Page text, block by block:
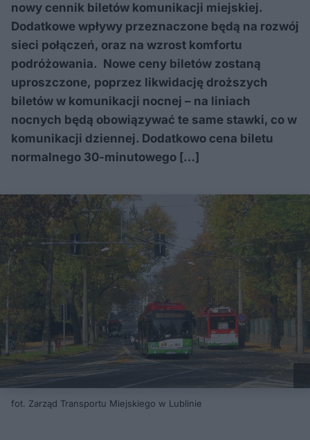
nowy cennik biletów komunikacji miejskiej.
Dodatkowe wpływy przeznaczone będą na rozwój
sieci połączeń, oraz na wzrost komfortu
podróżowania. Nowe ceny biletów zostaną
uproszczone, poprzez likwidację droższych
biletów w komunikacji nocnej – na liniach
nocnych będą obowiązywać te same stawki, co w
komunikacji dziennej. Dodatkowo cena biletu
normalnego 30-minutowego […]
fot. Zarząd Transportu Miejskiego w Lublinie